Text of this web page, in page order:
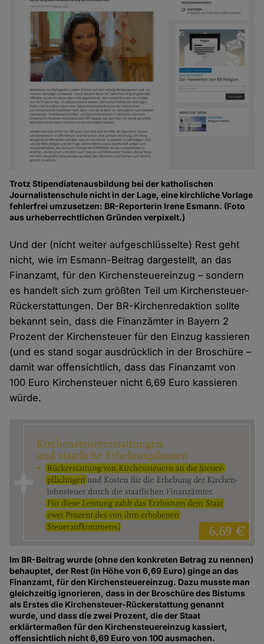
Trotz Stipendiatenausbildung bei der katholischen
Journalistenschule nicht in der Lage, eine kirchliche Vorlage
fehlerfrei umzusetzen: BR-Reporterin Irene Esmann. (Foto
aus urheberrechtlichen Gründen verpixelt.)
Und der (nicht weiter aufgeschlüsselte) Rest geht
nicht, wie im Esmann-Beitrag dargestellt, an das
Finanzamt, für den Kirchensteuereinzug – sondern
es handelt sich zum größten Teil um Kirchensteuer-
Rückerstattungen. Der BR-Kirchenredaktion sollte
bekannt sein, dass die Finanzämter in Bayern 2
Prozent der Kirchensteuer für den Einzug kassieren
(und es stand sogar ausdrücklich in der Broschüre –
damit war offensichtlich, dass das Finanzamt von
100 Euro Kirchensteuer nicht 6,69 Euro kassieren
würde.
Im BR-Beitrag wurde (ohne den konkreten Betrag zu nennen)
behauptet, der Rest (in Höhe von 6,69 Euro) ginge an das
Finanzamt, für den Kirchensteuereinzug. Dazu musste man
gleichzeitig ignorieren, dass in der Broschüre des Bistums
als Erstes die Kirchensteuer-Rückerstattung genannt
wurde, und dass die zwei Prozent, die der Staat
erklärtermaßen für den Kirchensteuereinzug kassiert,
offensichtlich nicht 6,69 Euro von 100 ausmachen.